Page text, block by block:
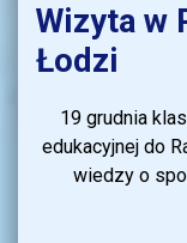
Wizyta w
Łodzi
19 grudnia
edukacyjnej do
wiedzy o